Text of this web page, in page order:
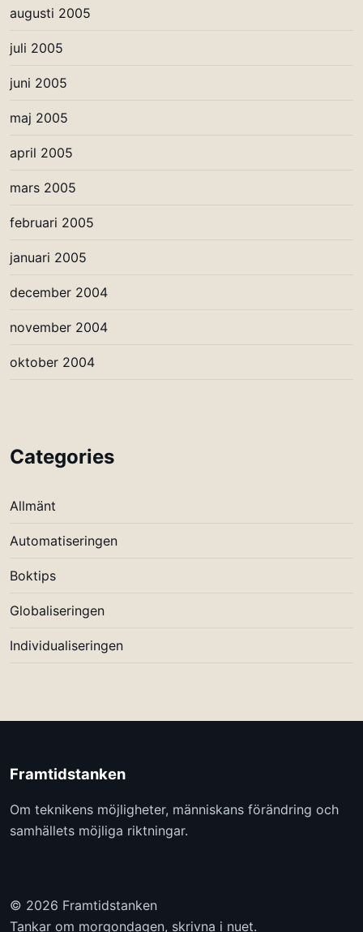
augusti 2005
juli 2005
juni 2005
maj 2005
april 2005
mars 2005
februari 2005
januari 2005
december 2004
november 2004
oktober 2004
Categories
Allmänt
Automatiseringen
Boktips
Globaliseringen
Individualiseringen
Framtidstanken
Om teknikens möjligheter, människans förändring och
samhällets möjliga riktningar.
© 2026 Framtidstanken
Tankar om morgondagen, skrivna i nuet.